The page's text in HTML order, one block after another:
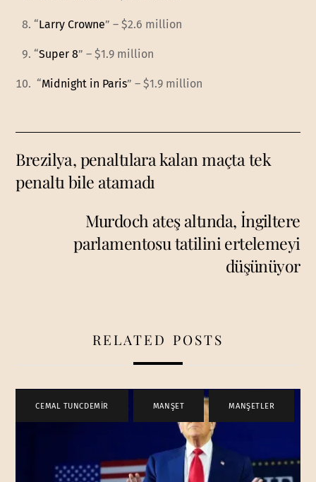
“Larry Crowne” – $2.6 million
“Super 8” – $1.9 million
“Midnight in Paris” – $1.9 million
Brezilya, penaltılara kalan maçta tek
penaltı bile atamadı
Murdoch ateş altında, İngiltere
parlamentosu tatilini ertelemeyi
düşünüyor
RELATED POSTS
CEMAL TUNCDEMİR MANŞET , MANŞETLER